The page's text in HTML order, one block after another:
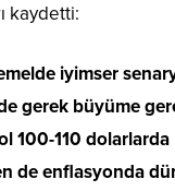
kaydetti:
iyimser
gerek büyüme
100-110
de enflasyonda